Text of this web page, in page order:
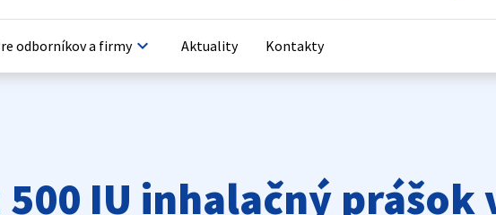
odborníkov a firmykeyboard_arrow_down Aktuality Kontakty
IU inhalačný prášok